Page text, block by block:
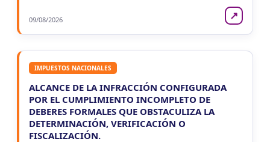
09/08/2026 ↗
IMPUESTOS NACIONALES
ALCANCE DE LA INFRACCIÓN CONFIGURADA
POR EL CUMPLIMIENTO INCOMPLETO DE
DEBERES FORMALES QUE OBSTACULIZA LA
DETERMINACIÓN, VERIFICACIÓN O
FISCALIZACIÓN.